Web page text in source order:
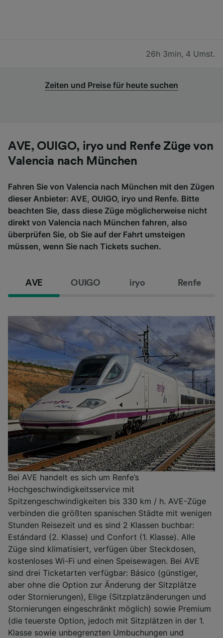
26h 3min, 4 Umst.
Zeiten und Preise für heute suchen
AVE, OUIGO, iryo und Renfe Züge von
Valencia nach München
Fahren Sie von Valencia nach München mit den Zügen
dieser Anbieter: AVE, OUIGO, iryo und Renfe. Bitte
beachten Sie, dass diese Züge möglicherweise nicht
direkt von Valencia nach München fahren, also
überprüfen Sie, ob Sie auf der Fahrt umsteigen
müssen, wenn Sie nach Tickets suchen.
AVE OUIGO iryo Renfe
Bei AVE handelt es sich um Renfe’s
Hochgeschwindigkeitsservice mit
Spitzengeschwindigkeiten bis 330 km / h. AVE-Züge
verbinden die größten spanischen Städte mit wenigen
Stunden Reisezeit und es sind 2 Klassen buchbar:
Estándard (2. Klasse) und Confort (1. Klasse). Alle
Züge sind klimatisiert, verfügen über Steckdosen,
kostenloses Wi-Fi und einen Speisewagen. Bei AVE
sind drei Ticketarten verfügbar: Básico (günstiger,
aber ohne die Option zur Änderung der Sitzplätze
oder Stornierungen), Elige (Sitzplatzänderungen und
Stornierungen eingeschränkt möglich) sowie Premium
(die teuerste Option, jedoch mit Sitzplätzen in der 1.
Klasse sowie unbegrenzten Umbuchungen und